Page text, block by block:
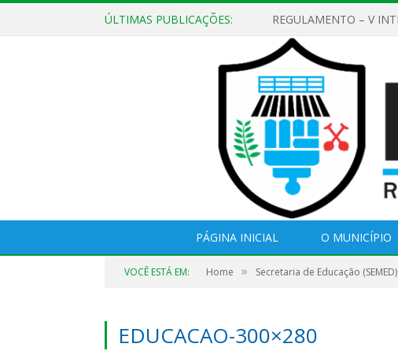
ÚLTIMAS PUBLICAÇÕES:
PÁGINA INICIAL O MUNICÍPIO
VOCÊ ESTÁ EM: Home » Secretaria de Educação (SEMED)
EDUCACAO-300×280